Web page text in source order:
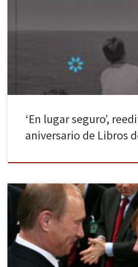
limitada. Los dos primeros títulos que
maestro Juan Martínez que estaba allí de
y En lugar seguro de Wallace Stegner. Sus
‘En lugar seguro’,
aniversario de Libros
La canciller alemana, Angela Merkel, y el
Putin, tratan de acercar posturas para
bilaterales marcadas por las diferencias
ucraniano. Mientras tanto, continúan las
Unión Europea y, pese a los esfuerzos